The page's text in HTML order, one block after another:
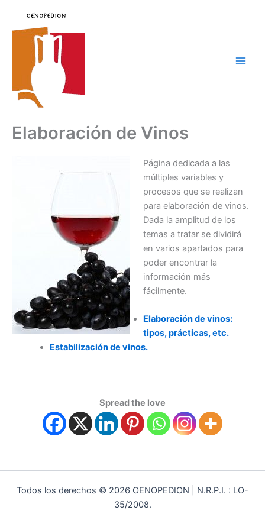
contenido
Elaboración de Vinos
Página dedicada a las
múltiples variables y
procesos que se realizan
para elaboración de vinos.
Dada la amplitud de los
temas a tratar se dividirá
en varios apartados para
poder encontrar la
información más
fácilmente.
Elaboración de vinos:
tipos, prácticas, etc.
Estabilización de vinos.
Spread the love
Todos los derechos © 2026 OENOPEDION | N.R.P.I. : LO-
35/2008.